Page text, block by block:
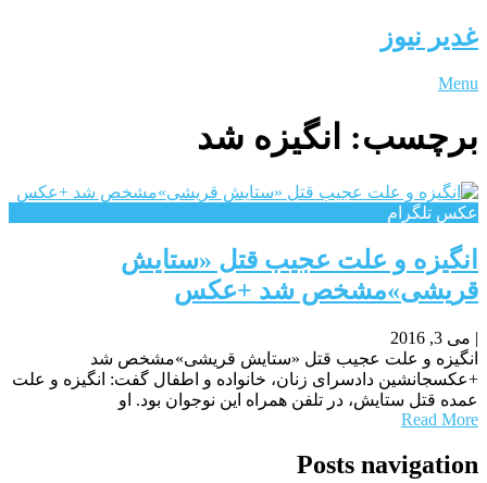
غدیر نیوز
Menu
برچسب: انگیزه شد
عکس تلگرام
انگیزه و علت عجیب قتل «ستایش
قریشی»مشخص شد +عکس
| می 3, 2016
انگیزه و علت عجیب قتل «ستایش قریشی»مشخص شد
+عکسجانشین دادسرای زنان، خانواده و اطفال گفت: انگیزه و علت
عمده قتل ستایش، در تلفن همراه این نوجوان بود. او
Read More
Posts navigation